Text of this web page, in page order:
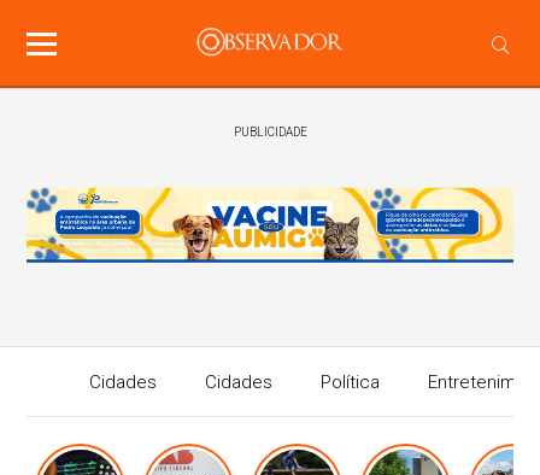
PUBLICIDADE
Cidades Cidades Política